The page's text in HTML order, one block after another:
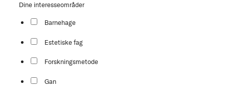
Dine interesseområder
Barnehage
Estetiske fag
Forskningsmetode
Gan